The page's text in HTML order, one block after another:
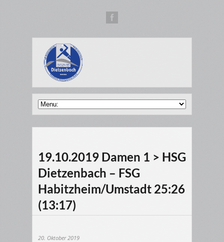
19.10.2019 Damen 1 > HSG
Dietzenbach – FSG
Habitzheim/Umstadt 25:26
(13:17)
20. Oktober 2019